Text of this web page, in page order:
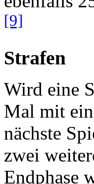
[9]
Strafen
Wird eine
Mal mit
nächste
zwei
Endphase